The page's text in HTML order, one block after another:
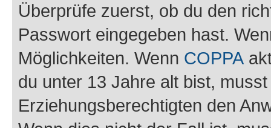
Überprüfe zuerst, ob du den
Passwort eingegeben hast.
Möglichkeiten. Wenn COPPA
du unter 13 Jahre alt bist,
Erziehungsberechtigten den